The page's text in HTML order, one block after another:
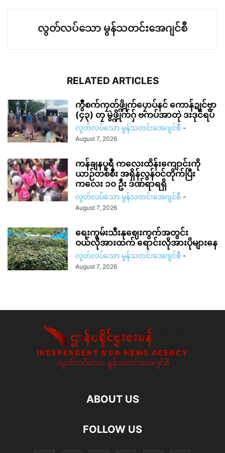
လွတ်လပ်သော မွန်သတင်းအေဂျင်စီ
RELATED ARTICLES
ကွဳစက်ကၠတ်ဖ္ဍိုက်ပၠောပ်နင် ကောန်ဍုင်ဗၟာ
(၄၃) တၠ မွဲဖ္ဍိုက်ဂှ် ဗကပ်အာတုဲ ဒးဒုင်ရပ်
လွတ်လပ်သော မွန်သတင်းအေဂျင်စီ -
August 7, 2026
ကန်ချနပူရီ ကလေးထိန်းကျောင်းကို
ယာဉ်တစ်စီး အရှိန်လွန်ဝင်တိုက်ပြီး
ကလေး ၁၀ ဦး ဒဏ်ရာရရှိ
လွတ်လပ်သော မွန်သတင်းအေဂျင်စီ -
August 7, 2026
ရေးကွမ်းသီးနုဈေးကွက်အတွင်း
ဝယ်လိုအားထက် ရောင်းလိုအားပိုများနေ
လွတ်လပ်သော မွန်သတင်းအေဂျင်စီ -
August 7, 2026
ABOUT US
FOLLOW US